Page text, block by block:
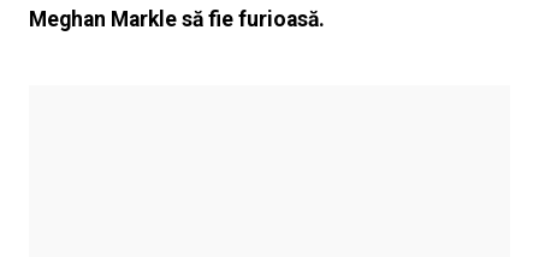
Meghan Markle să fie furioasă.